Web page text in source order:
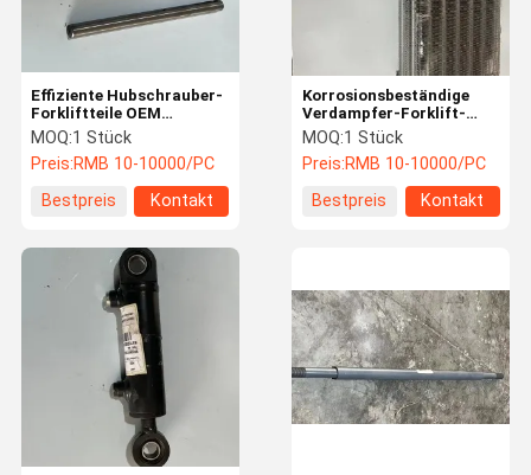
Korrosionsbeständige
Verdampfer-Forklift-
Teile Forklift-
Kühlsystem-Teile
MOQ:1 Stück
Preis:RMB 10-10000/PC
Bestpreis
Kontakt
Effiziente Hubschrauber-
Forkliftteile OEM
kundenspezifische
umweltfreundliche
technische
Unterstützung
MOQ:1 Stück
Preis:RMB 10-10000/PC
Bestpreis
Kontakt